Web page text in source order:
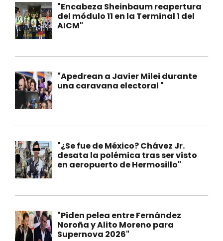
"Encabeza Sheinbaum reapertura
del módulo 11 en la Terminal 1 del
AICM"
"Apedrean a Javier Milei durante
una caravana electoral "
"¿Se fue de México? Chávez Jr.
desata la polémica tras ser visto
en aeropuerto de Hermosillo"
"Piden pelea entre Fernández
Noroña y Alito Moreno para
Supernova 2026"